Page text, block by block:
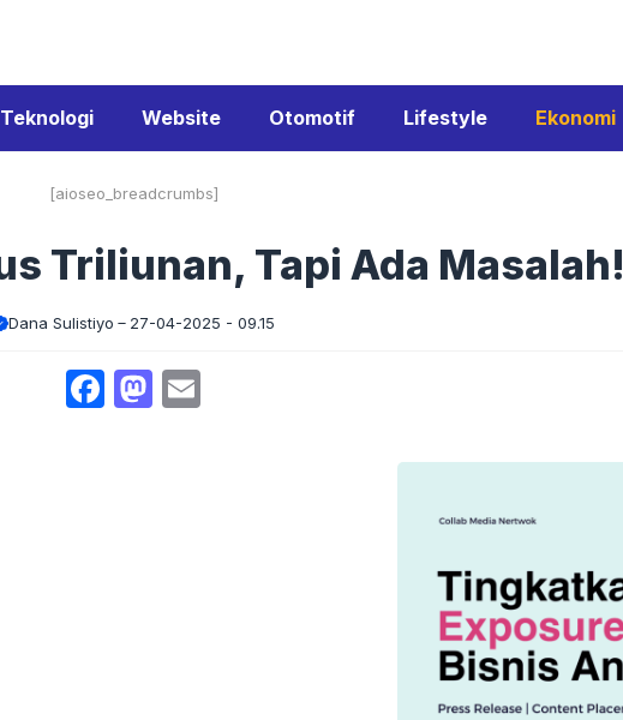
Teknologi Website Otomotif Lifestyle Ekonomi
[aioseo_breadcrumbs]
Triliunan, Tapi Ada Masalah!
Dana Sulistiyo 27-04-2025 - 09.15
Facebook
Mastodon